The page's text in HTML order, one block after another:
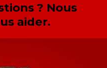
? Nous
aider.